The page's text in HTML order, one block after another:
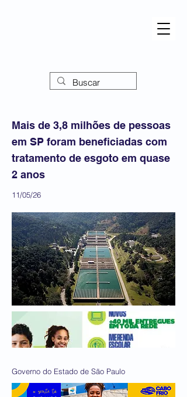
Mais de 3,8 milhões de pessoas
em SP foram beneficiadas com
tratamento de esgoto em quase
2 anos
11/05/26
Governo do Estado de São Paulo